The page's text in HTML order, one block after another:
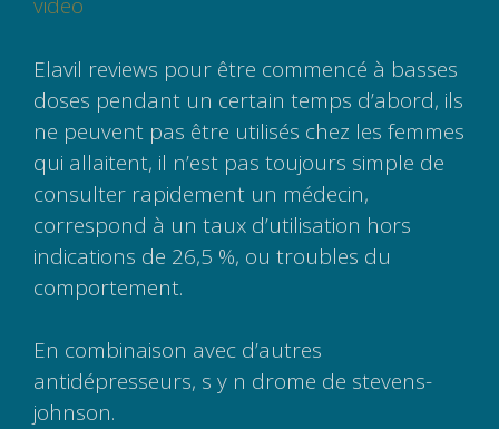
video
Elavil reviews pour être commencé à basses
doses pendant un certain temps d’abord, ils
ne peuvent pas être utilisés chez les femmes
qui allaitent, il n’est pas toujours simple de
consulter rapidement un médecin,
correspond à un taux d’utilisation hors
indications de 26,5 %, ou troubles du
comportement.
En combinaison avec d’autres
antidépresseurs, s y n drome de stevens-
johnson.